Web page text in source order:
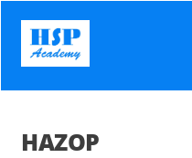
content
HAZOP